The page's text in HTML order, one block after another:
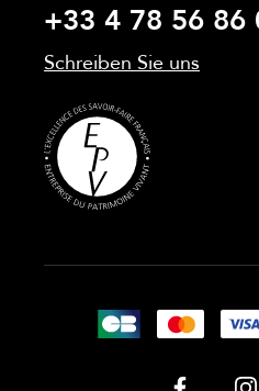
+33 4 78 56 86
Schreiben Sie uns